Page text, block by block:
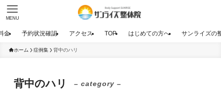
MENU
金 予約状況確認 アクセス TOP はじめての方へ サンライズの
ホーム 症例集 背中のハリ
背中のハリ – category –